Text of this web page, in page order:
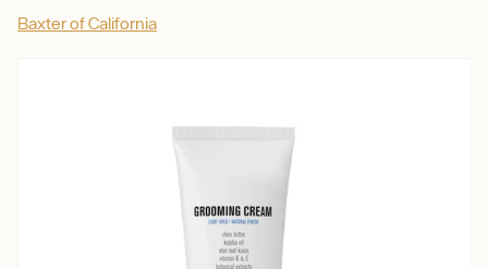
Baxter of California